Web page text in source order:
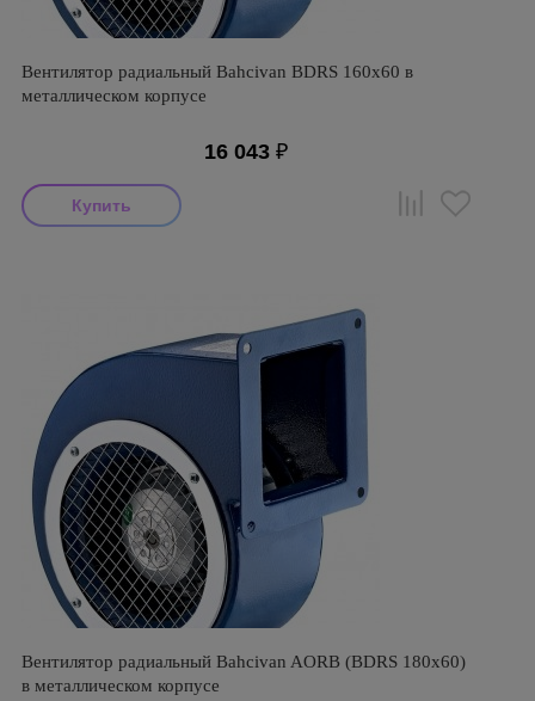
Вентилятор радиальный Bahcivan BDRS 160х60 в
металлическом корпусе
16 043 ₽
Вентилятор радиальный Bahcivan AORB (BDRS 180х60)
в металлическом корпусе